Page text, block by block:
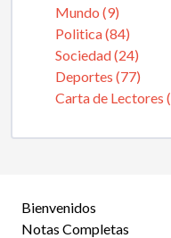
Mundo (9)
Politica (84)
Sociedad (24)
Deportes (77)
Carta de Lectores
Bienvenidos
Notas Completas